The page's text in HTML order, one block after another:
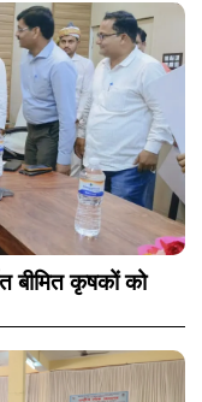
बीमित कृषकों को